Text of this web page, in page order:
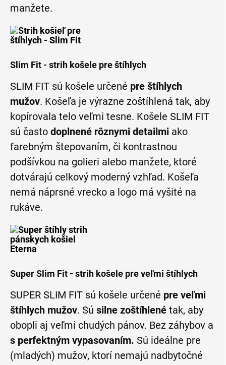
manžete.
Slim Fit - strih košele pre štíhlych
SLIM FIT sú košele určené pre štíhlych
mužov. Košeľa je výrazne zoštíhlená tak, aby
kopírovala telo veľmi tesne. Košele SLIM FIT
sú často doplnené rôznymi detailmi ako
farebným štepovaním, či kontrastnou
podšívkou na golieri alebo manžete, ktoré
dotvárajú celkový moderný vzhľad. Košeľa
nemá náprsné vrecko a logo má vyšité na
rukáve.
Super Slim Fit - strih košele pre veľmi štíhlych
SUPER SLIM FIT sú košele určené pre veľmi
štíhlych mužov. Sú silne zoštíhlené tak, aby
obopli aj veľmi chudých pánov. Bez záhybov a
s perfektným vypasovaním. Sú ideálne pre
(mladých) mužov, ktorí nemajú nadbytočné